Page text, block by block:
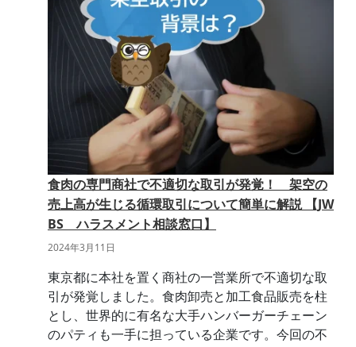
食肉の専門商社で不適切な取引が発覚！ 架空の
売上高が生じる循環取引について簡単に解説 【JW
BS ハラスメント相談窓口】
2024年3月11日
東京都に本社を置く商社の一営業所で不適切な取
引が発覚しました。食肉卸売と加工食品販売を柱
とし、世界的に有名な大手ハンバーガーチェーン
のパティも一手に担っている企業です。今回の不